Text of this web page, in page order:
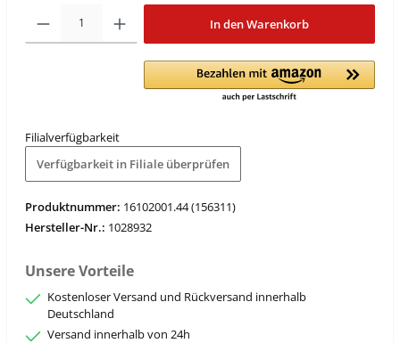
In den Warenkorb
Filialverfügbarkeit
Verfügbarkeit in Filiale überprüfen
Produktnummer: 16102001.44 (156311)
Hersteller-Nr.: 1028932
Unsere Vorteile
Kostenloser Versand und Rückversand innerhalb
Deutschland
Versand innerhalb von 24h